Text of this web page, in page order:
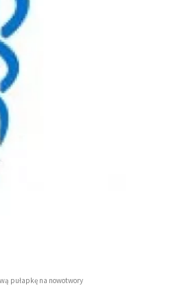
pułapkę na nowotwory